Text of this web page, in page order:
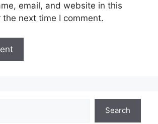
email, and website in this
next time I comment.
Search